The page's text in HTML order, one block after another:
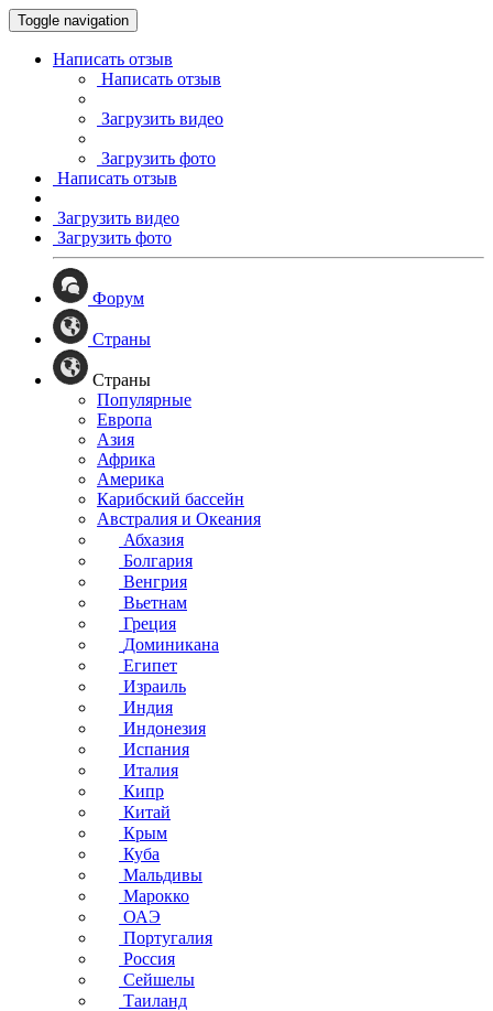
Toggle navigation
Написать отзыв
Написать отзыв
Загрузить видео
Загрузить фото
Написать отзыв
Загрузить видео
Загрузить фото
Форум
Страны
Страны
Популярные
Европа
Азия
Африка
Америка
Карибский бассейн
Австралия и Океания
Абхазия
Болгария
Венгрия
Вьетнам
Греция
Доминикана
Египет
Израиль
Индия
Индонезия
Испания
Италия
Кипр
Китай
Крым
Куба
Мальдивы
Марокко
ОАЭ
Португалия
Россия
Сейшелы
Таиланд